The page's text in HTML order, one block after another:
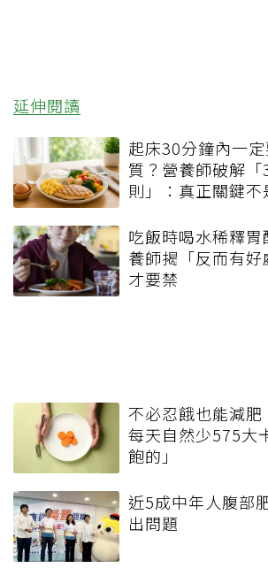
延伸閱讀
起床30分鐘內一
質？營養師破解
則」：真正關鍵不
吃飯時喝水稀釋
養師揭「反而有
才要禁
不必忍餓也能減
每天自然少575大
飽的」
近5成中年人腹部
出問題